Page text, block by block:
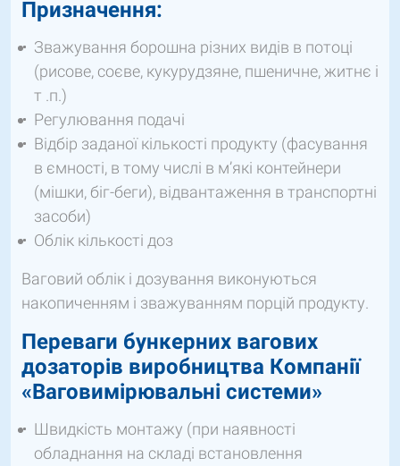
Призначення:
Зважування борошна різних видів в потоці
(рисове, соєве, кукурудзяне, пшеничне, житнє і
т .п.)
Регулювання подачі
Відбір заданої кількості продукту (фасування
в ємності, в тому числі в м’які контейнери
(мішки, біг-беги), відвантаження в транспортні
засоби)
Облік кількості доз
Ваговий облік і дозування виконуються
накопиченням і зважуванням порцій продукту.
Переваги бункерних вагових
дозаторів виробництва Компанії
«Ваговимірювальні системи»
Швидкість монтажу (при наявності
обладнання на складі встановлення